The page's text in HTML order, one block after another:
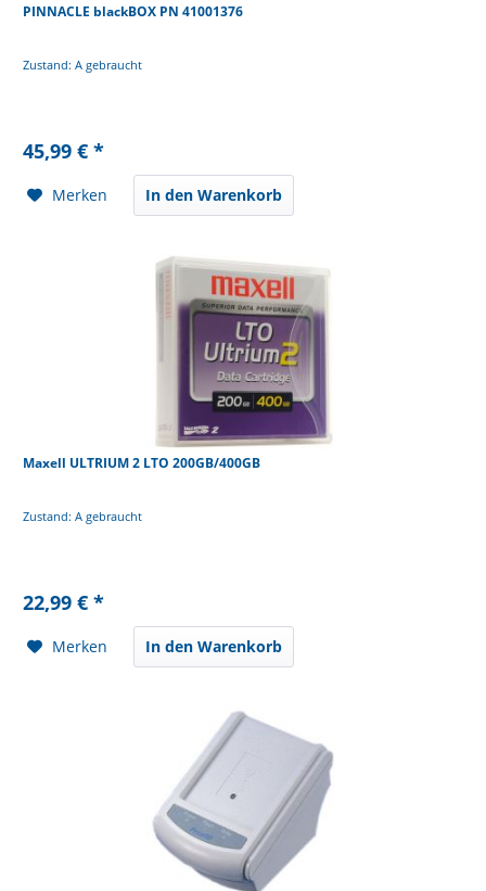
PINNACLE blackBOX PN 41001376
Zustand: A gebraucht
45,99 € *
Merken In den Warenkorb
Maxell ULTRIUM 2 LTO 200GB/400GB
Zustand: A gebraucht
22,99 € *
Merken In den Warenkorb